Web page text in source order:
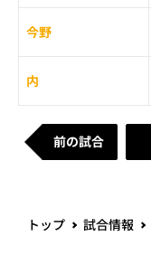
今野
内
前の試合
トップ 試合情報